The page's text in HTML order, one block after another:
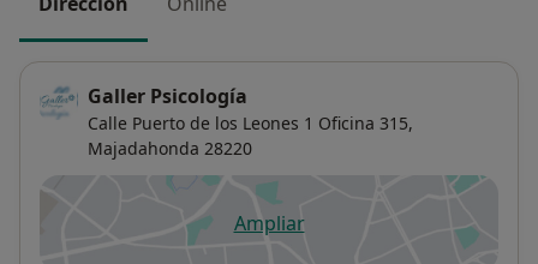
Galler Psicología
Calle Puerto de los Leones 1 Oficina 315,
Majadahonda 28220
Ampliarse abre en una nueva